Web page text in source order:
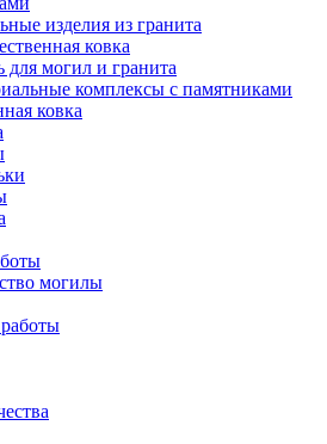
изделия из гранита
ковка
для могил и гранита
комплексы с памятниками
ковка
могилы